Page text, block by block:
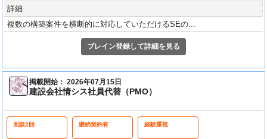
詳細
複数の構築案件を横断的に対応していただけるSEの...
ブレイン登録して詳細を見る
掲載開始： 2026年07月15日
建設会社情シス社員代替（PMO）
面談2回 継続契約有 経験重視